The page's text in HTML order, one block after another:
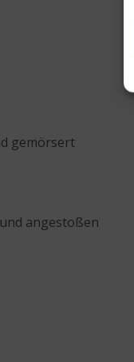
gemörsert
angestoßen